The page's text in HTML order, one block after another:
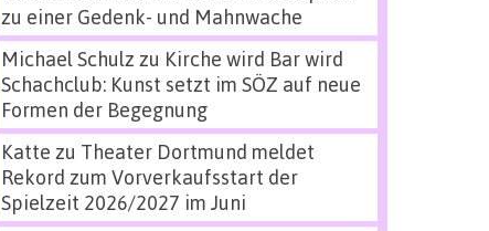
zu einer Gedenk- und Mahnwache
Michael Schulz zu Kirche wird Bar wird
Schachclub: Kunst setzt im SÖZ auf neue
Formen der Begegnung
Katte zu Theater Dortmund meldet
Rekord zum Vorverkaufsstart der
Spielzeit 2026/2027 im Juni